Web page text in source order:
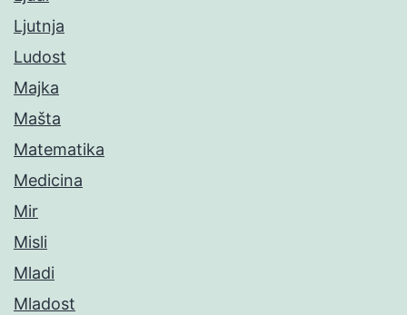
Ljutnja
Ludost
Majka
Mašta
Matematika
Medicina
Mir
Misli
Mladi
Mladost